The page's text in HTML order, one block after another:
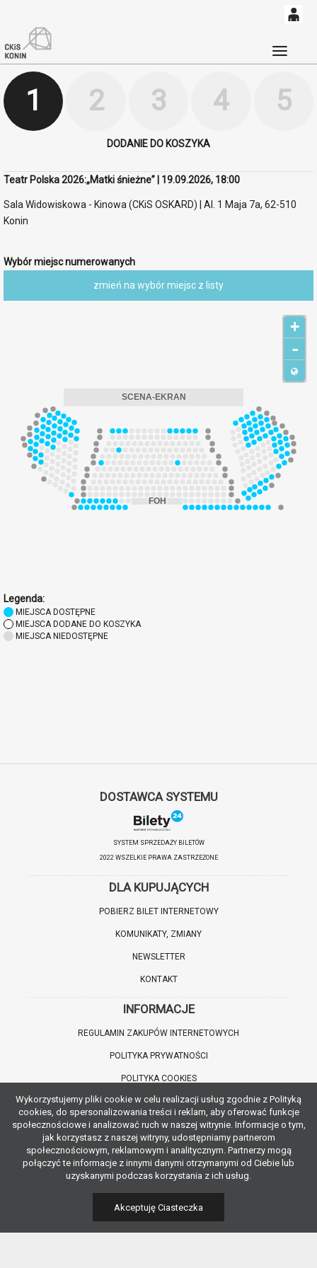
0,00
14
1 2 3 4 5
DODANIE DO KOSZYKA
Teatr Polska 2026:„Matki śnieżne” | 19.09.2026, 18:00
Sala Widowiskowa - Kinowa (CKiS OSKARD) | Al. 1 Maja 7a, 62-510
Konin
Wybór miejsc numerowanych
zmień na wybór miejsc z listy
+
-
Legenda:
MIEJSCA DOSTĘPNE
MIEJSCA DODANE DO KOSZYKA
MIEJSCA NIEDOSTĘPNE
DOSTAWCA SYSTEMU
SYSTEM SPRZEDAŻY BILETÓW
2022 WSZELKIE PRAWA ZASTRZEŻONE
DLA KUPUJĄCYCH
POBIERZ BILET INTERNETOWY
KOMUNIKATY, ZMIANY
NEWSLETTER
KONTAKT
INFORMACJE
REGULAMIN ZAKUPÓW INTERNETOWYCH
POLITYKA PRYWATNOŚCI
POLITYKA COOKIES
WARTO WIEDZIEĆ
INFORMACJE O ZNIŻKACH
JAK DOJECHAĆ
POBIERZ APLIKACJĘ
Wykorzystujemy pliki cookie w celu realizacji usług zgodnie z Polityką
cookies, do spersonalizowania treści i reklam, aby oferować funkcje
społecznościowe i analizować ruch w naszej witrynie. Informacje o tym,
jak korzystasz z naszej witryny, udostępniamy partnerom
społecznościowym, reklamowym i analitycznym. Partnerzy mogą
połączyć te informacje z innymi danymi otrzymanymi od Ciebie lub
uzyskanymi podczas korzystania z ich usług.
Akceptuję Ciasteczka